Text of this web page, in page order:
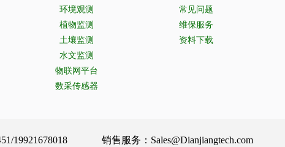
环境观测
植物监测
土壤监测
水文监测
物联网平台
数采传感器
常见问题
维保服务
资料下载
19921678018 销售服务：Sales@Dianjiangtech.com